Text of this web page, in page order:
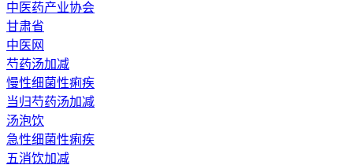
中医药产业协会
甘肃省
中医网
芍药汤加减
慢性细菌性痢疾
当归芍药汤加减
汤泡饮
急性细菌性痢疾
五消饮加减